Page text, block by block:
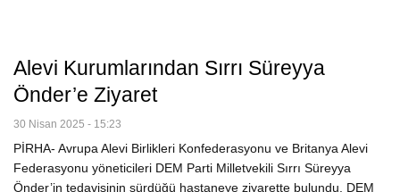
Alevi Kurumlarından Sırrı Süreyya
Önder’e Ziyaret
30 Nisan 2025 - 15:23
PİRHA- Avrupa Alevi Birlikleri Konfederasyonu ve Britanya Alevi
Federasyonu yöneticileri DEM Parti Milletvekili Sırrı Süreyya
Önder’in tedavisinin sürdüğü hastaneye ziyarette bulundu. DEM